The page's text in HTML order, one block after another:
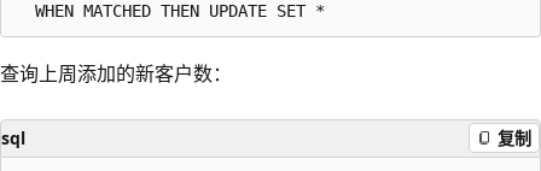
查询上周添加的新客户数：
sql 复制